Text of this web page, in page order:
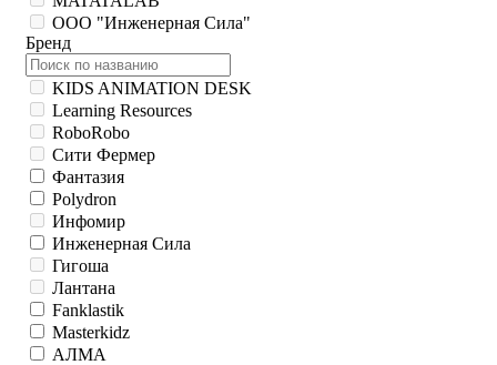
ООО "Инженерная Сила"
Бренд
KIDS ANIMATION DESK
Learning Resources
RoboRobo
Сити Фермер
Фантазия
Polydron
Инфомир
Инженерная Сила
Гигоша
Лантана
Fanklastik
Masterkidz
АЛМА